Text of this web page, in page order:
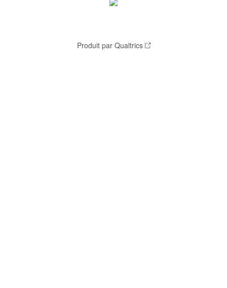
Produit par Qualtrics